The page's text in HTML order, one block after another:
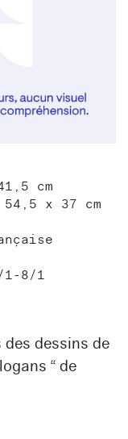
cm
x 37 cm
1-8/1
des dessins de
“ de